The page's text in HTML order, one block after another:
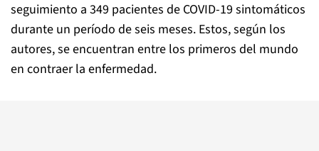
seguimiento a 349 pacientes de COVID-19 sintomáticos
durante un período de seis meses. Estos, según los
autores, se encuentran entre los primeros del mundo
en contraer la enfermedad.